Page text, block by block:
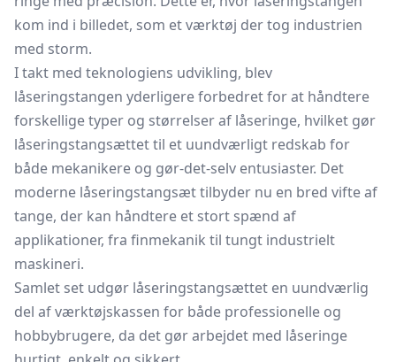
kom ind i billedet, som et værktøj der tog industrien
med storm.
I takt med teknologiens udvikling, blev
låseringstangen yderligere forbedret for at håndtere
forskellige typer og størrelser af låseringe, hvilket gør
låseringstangsættet til et uundværligt redskab for
både mekanikere og gør-det-selv entusiaster. Det
moderne låseringstangsæt tilbyder nu en bred vifte af
tange, der kan håndtere et stort spænd af
applikationer, fra finmekanik til tungt industrielt
maskineri.
Samlet set udgør låseringstangsættet en uundværlig
del af værktøjskassen for både professionelle og
hobbybrugere, da det gør arbejdet med låseringe